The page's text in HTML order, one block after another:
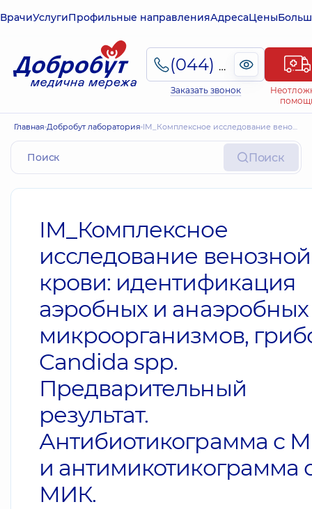
ВрачиУслугиПрофильные направленияАдресаЦены
(044) 495-2-888
Заказать звонок
Главная Добробут лаборатория ІМ_Комплексное исследование венозной крови: идентификация аэробных и анаэробных микроорганизмов, грибов Candida spp. Предварительный результат. Антибиотикограмма с МИК и антимикотикограмма с МИК.
Поиск
ІМ_Комплексное
исследование венозной
крови: идентификация
аэробных и анаэробных
микроорганизмов,
Candida spp.
Предварительный
результат.
Антибиотикограмма с
и антимикотикограмма
МИК.